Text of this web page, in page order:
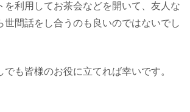
を利用してお茶会などを開いて、友人な
世間話をし合うのも良いのではないでし
でも皆様のお役に立てれば幸いです。